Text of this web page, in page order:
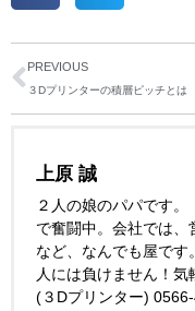
PREVIOUS
３Dプリンターの積層ピッチとは
上原 誠
２人の娘のパパです
で奮闘中。会社では、
など、なんでも屋で
人には負けません！
(３Dプリンター)